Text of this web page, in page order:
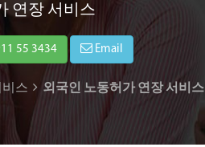
연장 서비스
55 3434 Email
비스 외국인 노동허가 연장 서비스